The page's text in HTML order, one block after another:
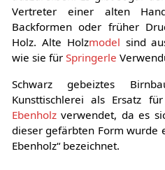
Vertreter einer alten
Backformen oder früher
Holz. Alte Holzmodel sind
wie sie für Springerle
Schwarz gebeiztes
Kunsttischlerei als Ersatz
Ebenholzverwendet, da es
dieser gefärbten Form wurde
Ebenholz“ bezeichnet.